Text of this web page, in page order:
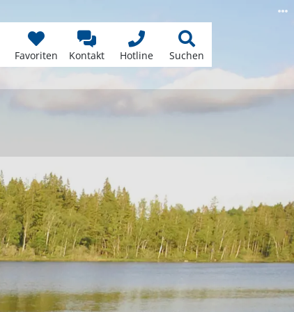
Favoriten Kontakt Hotline Suchen